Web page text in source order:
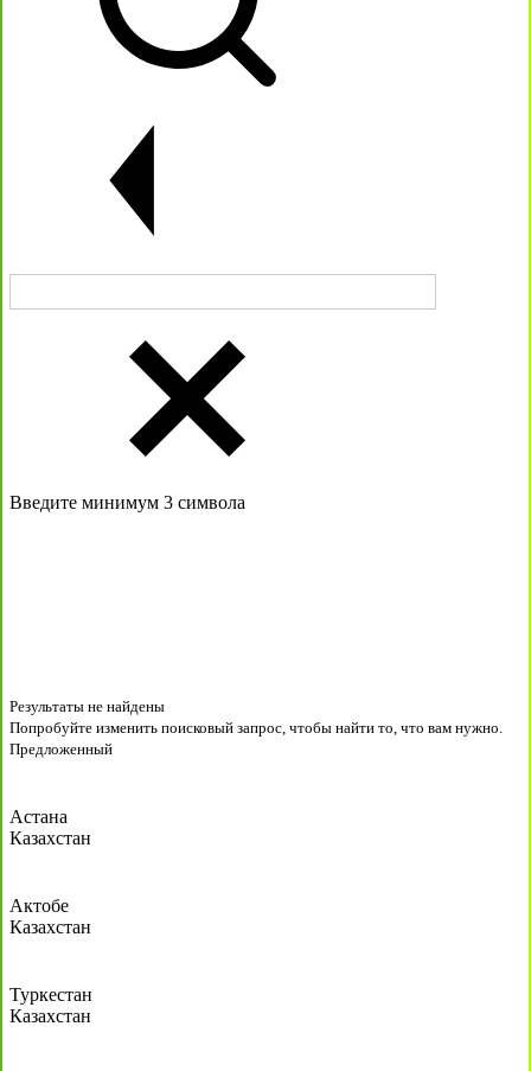
Введите минимум 3 символа
Результаты не найдены
Попробуйте изменить поисковый запрос, чтобы найти то, что вам нужно.
Предложенный
Астана
Казахстан
Актобе
Казахстан
Туркестан
Казахстан